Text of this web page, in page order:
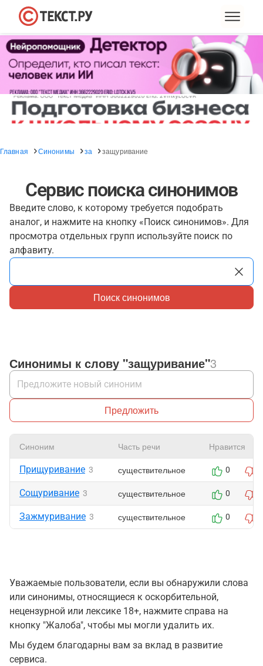
Главная Синонимы за защуривание
Сервис поиска синонимов
Введите слово, к которому требуется подобрать
аналог, и нажмите на кнопку «Поиск синонимов». Для
просмотра отдельных групп используйте поиск по
алфавиту.
Поиск синонимов
Синонимы к слову "защуривание"3
Предложить
Синоним Часть речи Нравится
Прищуривание 3 существительное 0
Сощуривание 3 существительное 0
Зажмуривание 3 существительное 0
Уважаемые пользователи, если вы обнаружили слова
или синонимы, относящиеся к оскорбительной,
нецензурной или лексике 18+, нажмите справа на
кнопку "Жалоба", чтобы мы могли удалить их.
Мы будем благодарны вам за вклад в развитие
сервиса.